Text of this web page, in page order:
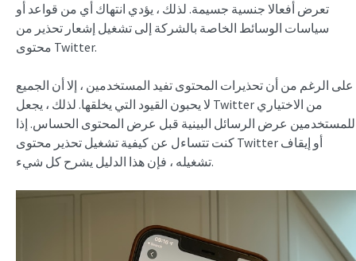
تعرض أفعالا جنسية جسيمة. لذلك ، يؤدي انتهاك أي من قواعد أو
سياسات الوسائط الخاصة بالشركة إلى تشغيل إشعار تحذير من
محتوى Twitter.
على الرغم من أن تحذيرات المحتوى تفيد المستخدمين ، إلا أن الجميع
لا يحبون القيود التي يخلقها. لذلك ، يجعل Twitter من الاختياري
للمستخدمين عرض الرسائل البينية قبل عرض المحتوى الحساس. إذا
كنت تتساءل عن كيفية تشغيل تحذير محتوى Twitter أو إيقاف
تشغيله ، فإن هذا الدليل يشرح كل شيء.